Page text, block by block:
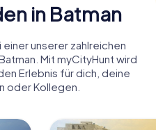
in Batman
unserer zahlreichen
Mit myCityHunt wird
Erlebnis für dich, deine
oder Kollegen.